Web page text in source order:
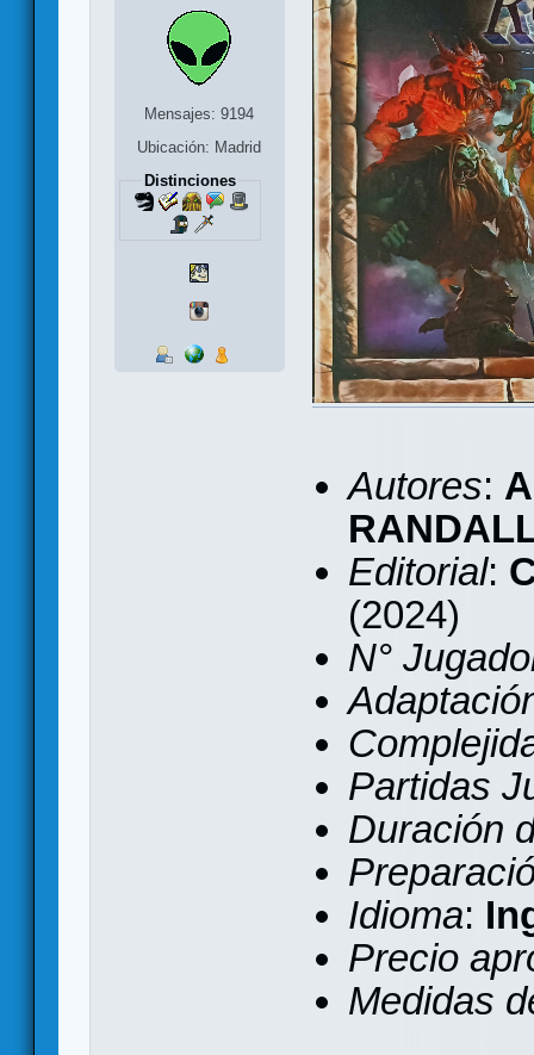
Mensajes: 9194
Ubicación: Madrid
Distinciones
Autores:
Editorial:
(2024)
N°
Partidas
Duración
Idioma:
Precio
Medidas